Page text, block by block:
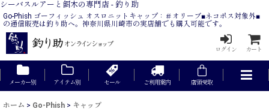
シーバスルアーと餌木の専門店 - 釣り助
Go-Phish ゴーフィッシュ オスロニットキャップ：＃オリーブ■ネコポス対象外■
の通信販売は釣り助へ。神奈川県川崎市の実店舗でも購入可能です。
ログイン カート
メーカー別 アイテム別 セール ご利用案内 店頭受取
ホーム > Go-Phish > キャップ